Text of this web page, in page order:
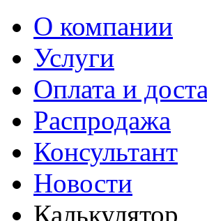
О компании
Услуги
Оплата и
Распродажа
Консультант
Новости
Калькулятор